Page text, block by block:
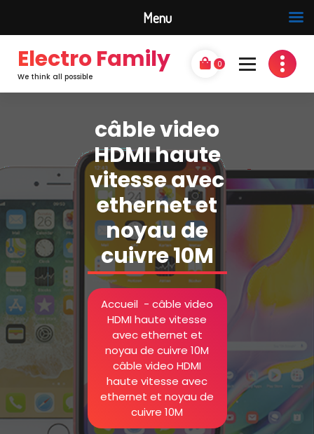
Electro Family
We think all possible
0
câble video
HDMI haute
vitesse avec
ethernet et
noyau de
cuivre 10M
Accueil - câble video
HDMI haute vitesse
avec ethernet et
noyau de cuivre 10M
câble video HDMI
haute vitesse avec
ethernet et noyau de
cuivre 10M
Menu